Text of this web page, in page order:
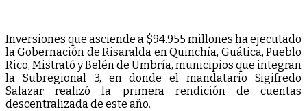
Inversiones que asciende a $94.955 millones ha ejecutado
la Gobernación de Risaralda en Quinchía, Guática, Pueblo
Rico, Mistrató y Belén de Umbría, municipios que integran
la Subregional 3, en donde el mandatario Sigifredo
Salazar realizó la primera rendición de cuentas
descentralizada de este año.